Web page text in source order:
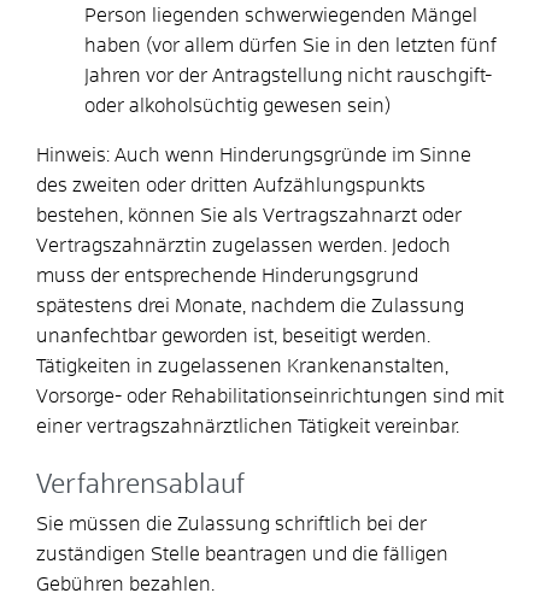
Person liegenden schwerwiegenden Mängel
haben (vor allem dürfen Sie in den letzten fünf
Jahren vor der Antragstellung nicht rauschgift-
oder alkoholsüchtig gewesen sein)
Hinweis: Auch wenn Hinderungsgründe im Sinne
des zweiten oder dritten Aufzählungspunkts
bestehen, können Sie als Vertragszahnarzt oder
Vertragszahnärztin zugelassen werden. Jedoch
muss der entsprechende Hinderungsgrund
spätestens drei Monate, nachdem die Zulassung
unanfechtbar geworden ist, beseitigt werden.
Tätigkeiten in zugelassenen Krankenanstalten,
Vorsorge- oder Rehabilitationseinrichtungen sind mit
einer vertragszahnärztlichen Tätigkeit vereinbar.
Verfahrensablauf
Sie müssen die Zulassung schriftlich bei der
zuständigen Stelle beantragen und die fälligen
Gebühren bezahlen.